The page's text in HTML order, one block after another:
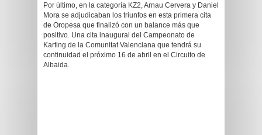
Por último, en la categoría KZ2, Arnau Cervera y Daniel
Mora se adjudicaban los triunfos en esta primera cita
de Oropesa que finalizó con un balance más que
positivo. Una cita inaugural del Campeonato de
Karting de la Comunitat Valenciana que tendrá su
continuidad el próximo 16 de abril en el Circuito de
Albaida.